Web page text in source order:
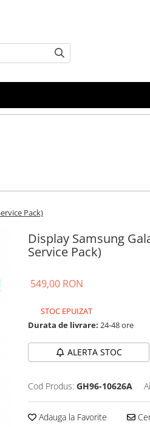
Pack)
Display Samsung
Service Pack)
549,00 RON
STOC EPUIZAT
Durata de livrare: 24-48 ore
ALERTA STOC
Cod Produs: GH96-10626A
Adauga la Favorite